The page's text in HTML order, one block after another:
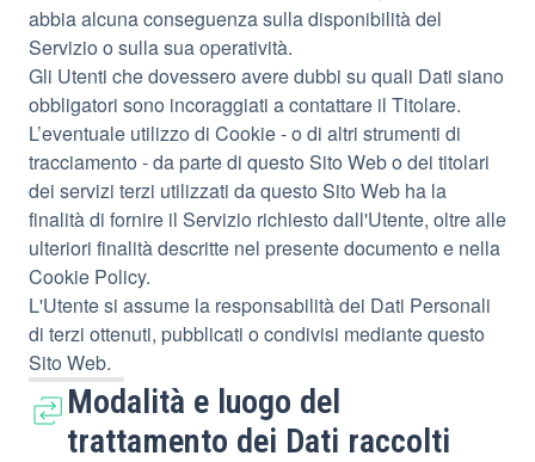
abbia alcuna conseguenza sulla disponibilità del
Servizio o sulla sua operatività.
Gli Utenti che dovessero avere dubbi su quali Dati siano
obbligatori sono incoraggiati a contattare il Titolare.
L’eventuale utilizzo di Cookie - o di altri strumenti di
tracciamento - da parte di questo Sito Web o dei titolari
dei servizi terzi utilizzati da questo Sito Web ha la
finalità di fornire il Servizio richiesto dall'Utente, oltre alle
ulteriori finalità descritte nel presente documento e nella
Cookie Policy.
L'Utente si assume la responsabilità dei Dati Personali
di terzi ottenuti, pubblicati o condivisi mediante questo
Sito Web.
Modalità e luogo del
trattamento dei Dati raccolti